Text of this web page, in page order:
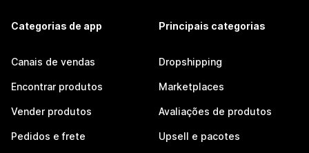
Categorias de app
Canais de vendas
Encontrar produtos
Vender produtos
Pedidos e frete
Principais categorias
Dropshipping
Marketplaces
Avaliações de produtos
Upsell e pacotes